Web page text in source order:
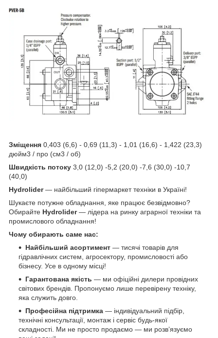
Зміщення 0,403 (6,6) - 0,69 (11,3) - 1,01 (16,6) - 1,422 (23,3)
дюйм3 / про (см3 / об)
Швидкість потоку 3,0 (12,0) -5,2 (20,0) -7,6 (30,0) -10,7
(40,0)
Hydrolider— найбільший гіпермаркет техніки в Україні!
Шукаєте потужне обладнання, яке працює безвідмовно?
Обирайте Hydrolider— лідера на ринку аграрної техніки та
промислового обладнання!
Чому обирають саме нас:
Найбільший асортимент — тисячі товарів для
гідравлічних систем, агросектору, промисловості або
бізнесу. Усе в одному місці!
Гарантована якість — ми офіційні дилери провідних
світових брендів. Пропонуємо лише перевірену техніку,
яка служить довго.
Професійна підтримка — індивідуальний підбір,
технічні консультації, монтаж і сервіс будь-якої
складності. Ми не просто продаємо — ми розв’язуємо